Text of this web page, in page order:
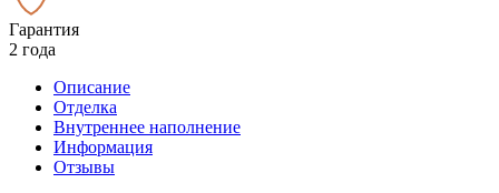
Гарантия
2 года
Описание
Отделка
Внутреннее наполнение
Информация
Отзывы